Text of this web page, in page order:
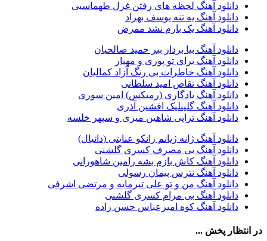
مهدی جهانی39
احمد سعیدی39
امین فیاض39
حامد همایون
بهنام صفوی38
شادمهر عقیلی37
پیوند36
راغب36
رضا شیری36
علی زند وکیلی35
علی عباسی33
علی زارعی
33
علی ارشدی33
سینا شعبانخانی32
سیامک عباسی32
حمید هیراد32
شهرام شکوهی32
امین رستمی31
احمد صفایی31
امو بند31
دانلود آهنگ لحظه های رفتن غزل طهماسبی
دانلود آهنگ یه تنه یوسف بهراد
دانلود آهنگ یک بارم نشد ممرض
دانلود آهنگ بیا بردار ببر حمید صالحیان
دانلود آهنگ برای تو پوری و مهیار
دانلود آهنگ خاطرات بی رنگ آزاد کمالیان
دانلود آهنگ تقاص امید سلطانی
دانلود آهنگ یادگاری (رمیکس) امین سوری
دانلود آهنگ گلینلیک افشین آذری
دانلود آهنگ تراپی شاهین میری و سپهر خلسه
دانلود آهنگ ژانه ژیانم زانکو عنایتی (دانیال)
دانلود آهنگ بی مصرف کسری گلشنی
دانلود آهنگ کاش بازم بشه رامین شاهورانی
دانلود آهنگ نترس پیمان رسولی
دانلود آهنگ من و تو علی تیرمایه و مرتضی اشرفی
دانلود آهنگ بی مرام کسری گلشنی
دانلود آهنگ کوه امیرعباس حسن زاده
در انتظار پخش ...